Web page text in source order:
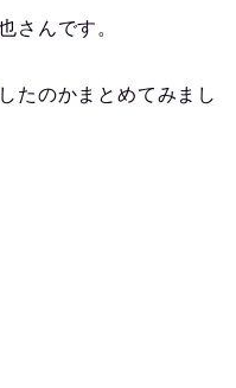
さんです。
たのかまとめてみまし